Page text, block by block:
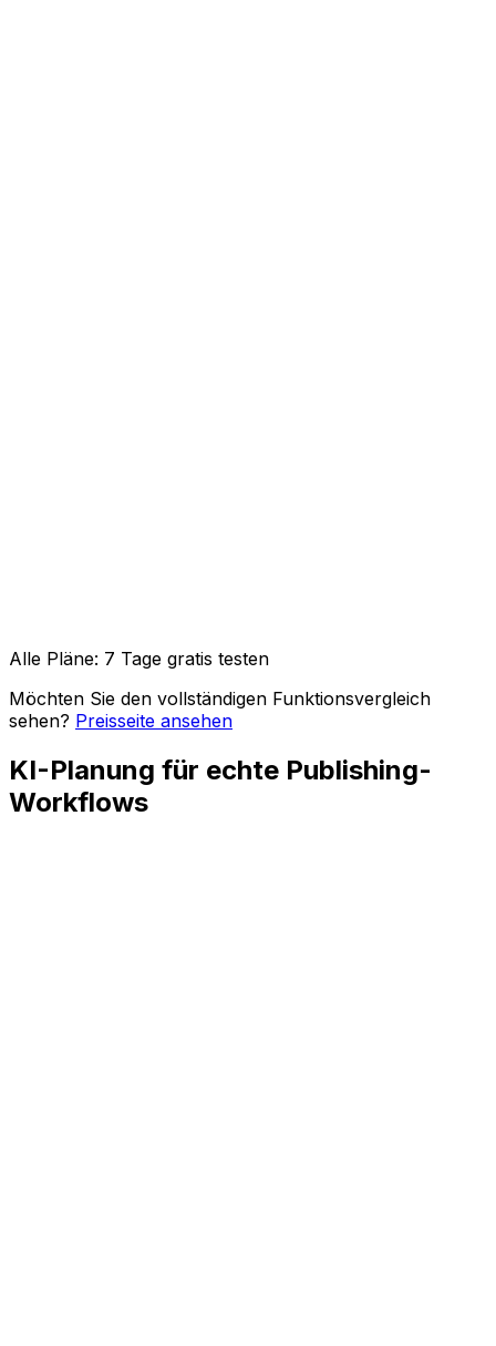
Alle Pläne: 7 Tage gratis testen
Möchten Sie den vollständigen Funktionsvergleich
sehen? Preisseite ansehen
KI-Planung für echte Publishing-
Workflows
Kalenderplanung